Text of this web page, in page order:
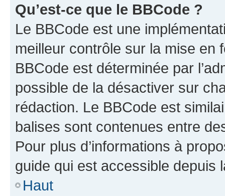
Qu’est-ce que le BBCode ?
Le BBCode est une
meilleur contrôle sur la mise en
BBCode est déterminée par
possible de la désactiver sur
rédaction. Le BBCode est
balises sont contenues entre
Pour plus d’informations à
guide qui est accessible depuis
Haut